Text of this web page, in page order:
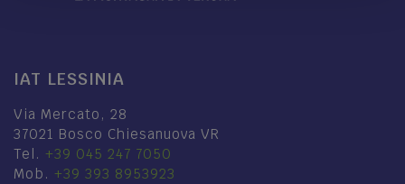
IAT LESSINIA
Via Mercato, 28
37021 Bosco Chiesanuova VR
Tel. +39 045 247 7050
Mob. +39 393 8953923